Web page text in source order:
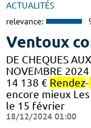
ACTUALITÉS
relevance:
Ventoux
DE CHEQUES
NOVEMBRE 2024
14 138 € Rendez-
encore mieux
le 15 février
18/12/2024 01:00